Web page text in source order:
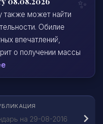
также может найти
Обилие
впечатлений,
о получении массы
на 29-08-2016